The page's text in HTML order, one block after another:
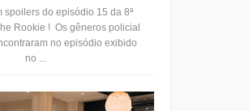
spoilers do episódio 15 da 8ª
Rookie ! Os gêneros policial
no episódio exibido
no ...